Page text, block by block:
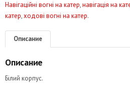
Vetus
BB35ZWIT
Навігаційні вогні на катер,навігація на
катер,ходові вогні на катер.
Описание
Описание
Білий корпус.